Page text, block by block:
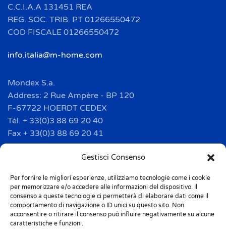
Gestisci Consenso
Per fornire le migliori esperienze, utilizziamo tecnologie come i cookie
per memorizzare e/o accedere alle informazioni del dispositivo. Il
consenso a queste tecnologie ci permetterà di elaborare dati come il
comportamento di navigazione o ID unici su questo sito. Non
acconsentire o ritirare il consenso può influire negativamente su alcune
caratteristiche e funzioni.
C.C.I.A.A 131451 REA
REG. SOC. TRIB. PT 01266550472
COD FISCALE 01266550472
info.italia@m-home.com
Mondex S.a.
Address: 2 Rue Ampère - BP 120
F-67722 HOERDT CEDEX
Tél. + 33(0)3 88 69 20 40
Fax + 33(0)3 88 69 20 41
info.france@m-home.com
Mondex Menaje España S.a.
Address: Ctra de Girona, km. 101.5
E-17160 Angles (Girona)
Tel. + 34 9 72 42 32 50